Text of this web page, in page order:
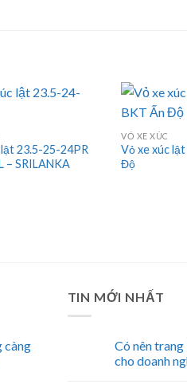
23.5-25-24PR
– SRILANKA
VỎ XE XÚC
Vỏ xe xúc
Độ
càng
TIN MỚI NHẤT
Có nên
cho doanh